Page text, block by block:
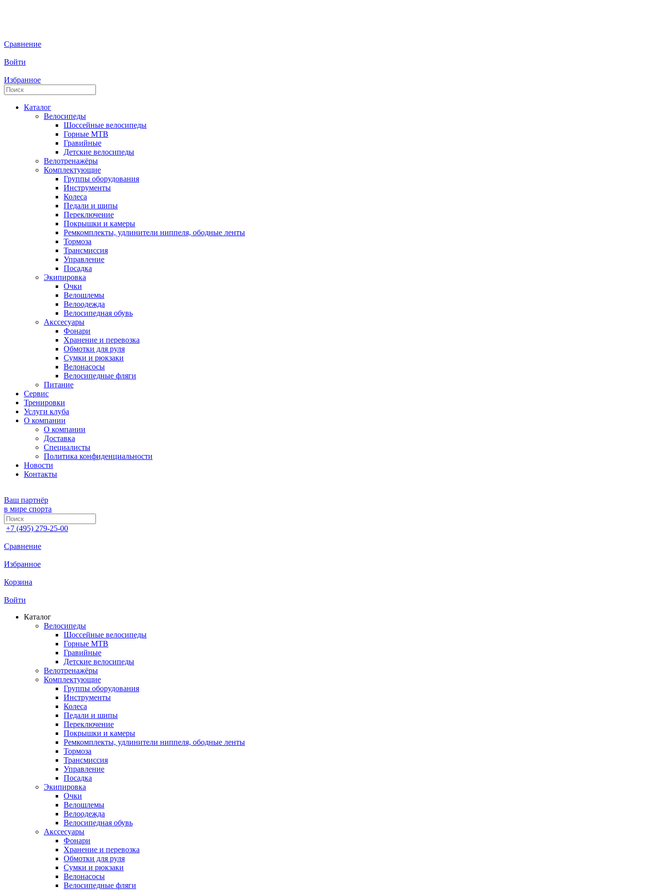
Сравнение
Войти
Избранное
Каталог
Велосипеды
Шоссейные велосипеды
Горные МTB
Гравийные
Детские велосипеды
Велотренажёры
Комплектующие
Группы оборудования
Инструменты
Колеса
Педали и шипы
Переключение
Покрышки и камеры
Ремкомплекты, удлинители ниппеля, ободные ленты
Тормоза
Трансмиссия
Управление
Посадка
Экипировка
Очки
Велошлемы
Велоодежда
Велосипедная обувь
Акссесуары
Фонари
Хранение и перевозка
Обмотки для руля
Сумки и рюкзаки
Велонасосы
Велосипедные фляги
Питание
Сервис
Тренировки
Услуги клуба
О компании
О компании
Доставка
Специалисты
Политика конфиденциальности
Новости
Контакты
Ваш партнёр
в мире спорта
+7 (495) 279-25-00
Сравнение
Избранное
Корзина
Войти
Каталог
Велосипеды
Шоссейные велосипеды
Горные МTB
Гравийные
Детские велосипеды
Велотренажёры
Комплектующие
Группы оборудования
Инструменты
Колеса
Педали и шипы
Переключение
Покрышки и камеры
Ремкомплекты, удлинители ниппеля, ободные ленты
Тормоза
Трансмиссия
Управление
Посадка
Экипировка
Очки
Велошлемы
Велоодежда
Велосипедная обувь
Акссесуары
Фонари
Хранение и перевозка
Обмотки для руля
Сумки и рюкзаки
Велонасосы
Велосипедные фляги